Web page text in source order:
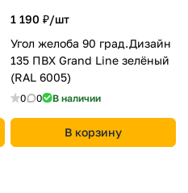
1 190 ₽/шт
Угол желоба 90 град.Дизайн
135 ПВХ Grand Line зелёный
(RAL 6005)
0 0 В наличии
В корзину